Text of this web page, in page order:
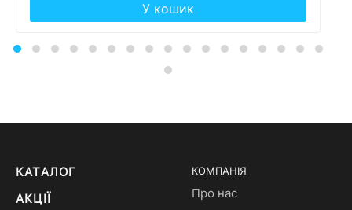
У кошик
КАТАЛОГ
АКЦІЇ
КОМПАНІЯ
Про нас